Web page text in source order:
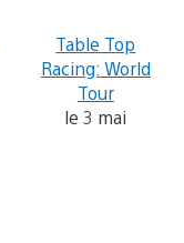
Table Top
Racing: World
Tour
le 3 mai